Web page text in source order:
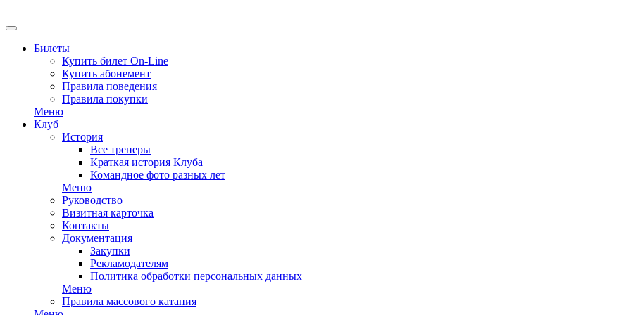
Билеты
Купить билет On-Line
Купить абонемент
Правила поведения
Правила покупки
Меню
Клуб
История
Все тренеры
Краткая история Клуба
Командное фото разных лет
Меню
Руководство
Визитная карточка
Контакты
Документация
Закупки
Рекламодателям
Политика обработки персональных данных
Меню
Правила массового катания